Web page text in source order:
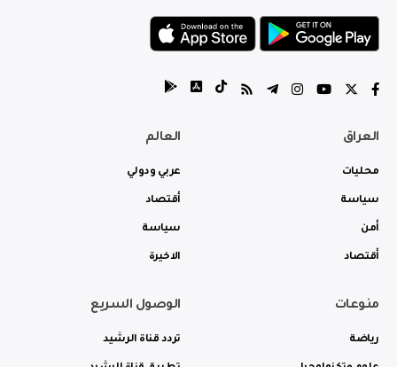
العراق
محليات
سياسة
أمن
أقتصاد
العالم
عربي ودولي
أقتصاد
سياسة
الاخيرة
منوعات
رياضة
الوصول السريع
تردد قناة الرشيد